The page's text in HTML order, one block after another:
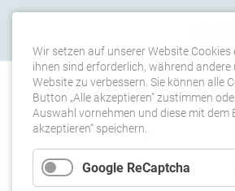
TERMINE
"PRIMERO SUEÑO"
PUEBLA (MEX)
Wir setzen auf unserer Website Cookies
ihnen sind erforderlich, während andere
Website zu verbessern. Sie können alle
Button „Alle akzeptieren“ zustimmen
Auswahl vornehmen und diese mit dem
akzeptieren“ speichern.
Google ReCaptcha